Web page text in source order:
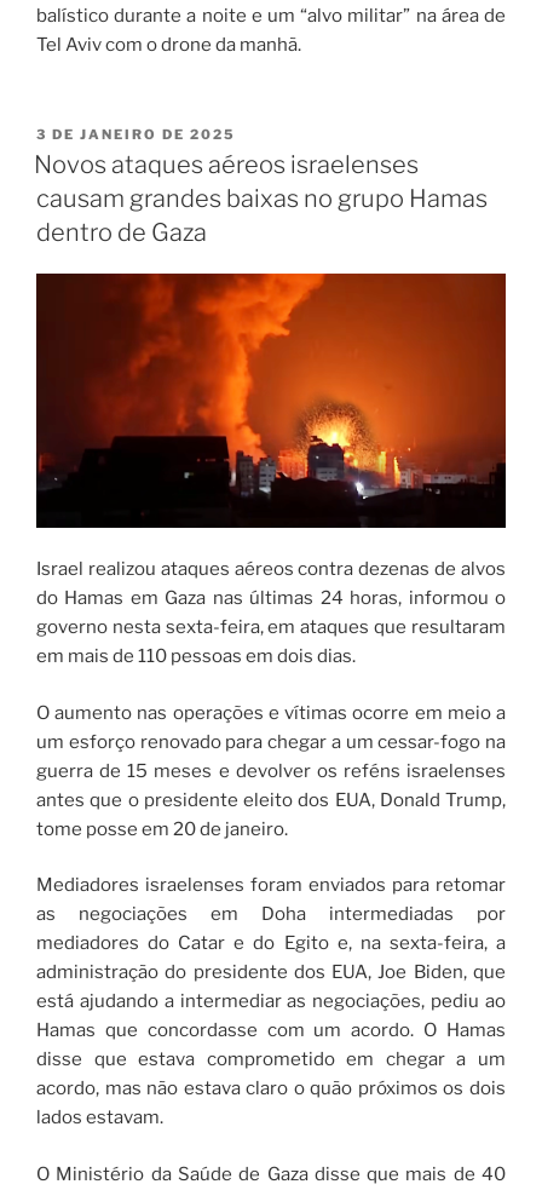
balístico durante a noite e um “alvo militar” na área de
Tel Aviv com o drone da manhã.
3 DE JANEIRO DE 2025
Novos ataques aéreos israelenses
causam grandes baixas no grupo Hamas
dentro de Gaza
Israel realizou ataques aéreos contra dezenas de alvos
do Hamas em Gaza nas últimas 24 horas, informou o
governo nesta sexta-feira, em ataques que resultaram
em mais de 110 pessoas em dois dias.
O aumento nas operações e vítimas ocorre em meio a
um esforço renovado para chegar a um cessar-fogo na
guerra de 15 meses e devolver os reféns israelenses
antes que o presidente eleito dos EUA, Donald Trump,
tome posse em 20 de janeiro.
Mediadores israelenses foram enviados para retomar
as negociações em Doha intermediadas por
mediadores do Catar e do Egito e, na sexta-feira, a
administração do presidente dos EUA, Joe Biden, que
está ajudando a intermediar as negociações, pediu ao
Hamas que concordasse com um acordo. O Hamas
disse que estava comprometido em chegar a um
acordo, mas não estava claro o quão próximos os dois
lados estavam.
O Ministério da Saúde de Gaza disse que mais de 40